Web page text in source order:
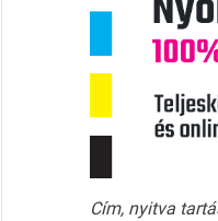
Cím, nyitva